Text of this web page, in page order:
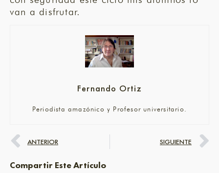
van a disfrutar.
Fernando Ortiz
Periodista amazónico y Profesor universitario.
ANTERIOR SIGUIENTE
Compartir Este Artículo